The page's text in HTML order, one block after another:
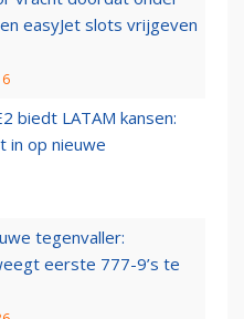
easyJet slots vrijgeven
biedt LATAM kansen:
in op nieuwe
tegenvaller:
eerste 777-9’s te